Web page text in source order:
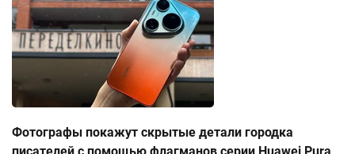
Фотографы покажут скрытые детали городка